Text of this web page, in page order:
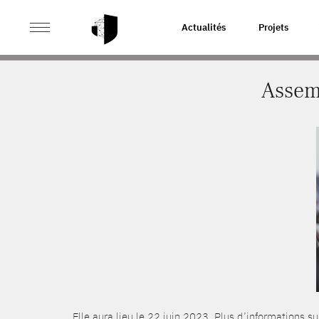
Actualités Projets
ACCUEIL ACTUALITÉS > ASSEMBLÉE GÉNÉRALE